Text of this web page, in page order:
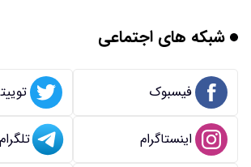
شبکه های اجتماعی
فیسبوک
اینستاگرام تلگرام